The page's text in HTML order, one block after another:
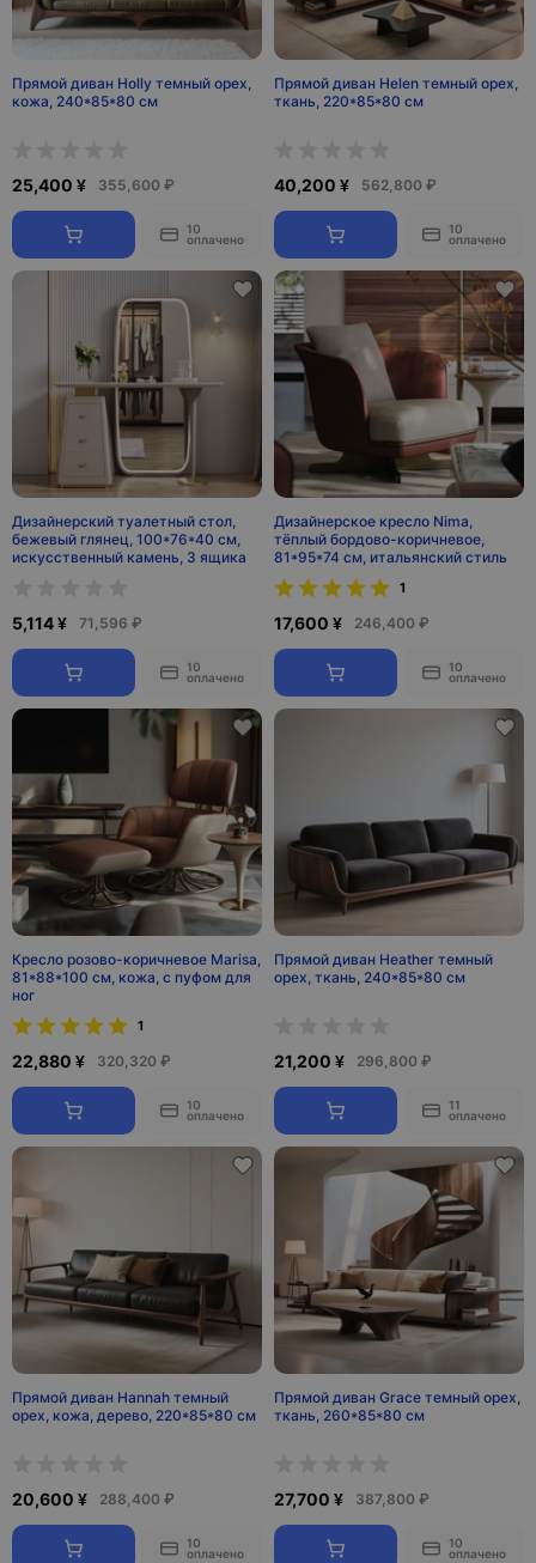
Прямой диван Holly темный орех,
кожа, 240*85*80 см
25,400 ¥ 355,600 ₽
10
оплачено
Прямой диван Helen темный орех,
ткань, 220*85*80 см
40,200 ¥ 562,800 ₽
10
оплачено
Дизайнерский туалетный стол,
бежевый глянец, 100*76*40 см,
искусственный камень, 3 ящика
5,114 ¥ 71,596 ₽
10
оплачено
Дизайнерское кресло Nima,
тёплый бордово-коричневое,
81*95*74 см, итальянский стиль
1
17,600 ¥ 246,400 ₽
10
оплачено
Кресло розово-коричневое Marisa,
81*88*100 см, кожа, с пуфом для
ног
1
22,880 ¥ 320,320 ₽
10
оплачено
Прямой диван Heather темный
орех, ткань, 240*85*80 см
21,200 ¥ 296,800 ₽
11
оплачено
Прямой диван Hannah темный
орех, кожа, дерево, 220*85*80 см
20,600 ¥ 288,400 ₽
10
оплачено
Прямой диван Grace темный орех,
ткань, 260*85*80 см
27,700 ¥ 387,800 ₽
10
оплачено